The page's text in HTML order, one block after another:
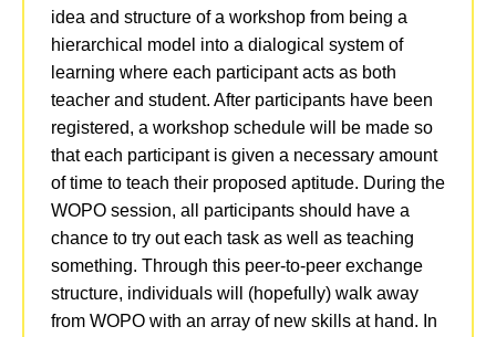
idea and structure of a workshop from being a
hierarchical model into a dialogical system of
learning where each participant acts as both
teacher and student. After participants have been
registered, a workshop schedule will be made so
that each participant is given a necessary amount
of time to teach their proposed aptitude. During the
WOPO session, all participants should have a
chance to try out each task as well as teaching
something. Through this peer-to-peer exchange
structure, individuals will (hopefully) walk away
from WOPO with an array of new skills at hand. In